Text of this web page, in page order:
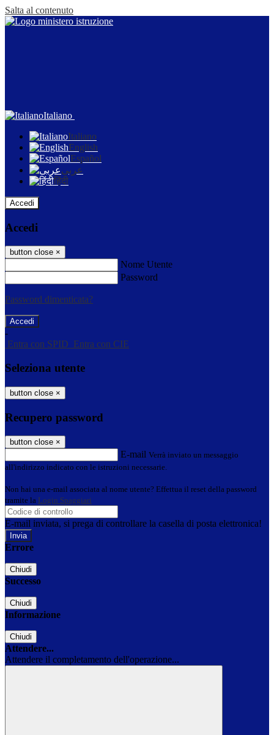
Salta al contenuto
Italiano
Italiano
English
Español
عربى
हिंदी
Accedi
Accedi
button close ×
Nome Utente
Password
Password dimenticata?
-
Entra con SPID Entra con CIE
Seleziona utente
button close ×
Recupero password
button close ×
E-mail Verrà inviato un messaggio
all'indirizzo indicato con le istruzioni necessarie.
Non hai una e-mail associata al nome utente? Effettua il reset della password
tramite la Login Spaggiari
E-mail inviata, si prega di controllare la casella di posta elettronica!
Errore
Chiudi
Successo
Chiudi
Informazione
Chiudi
Attendere...
Attendere il completamento dell'operazione...